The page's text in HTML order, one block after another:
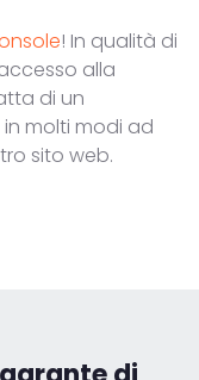
! In qualità di
alla
di un
molti modi ad
sito web.